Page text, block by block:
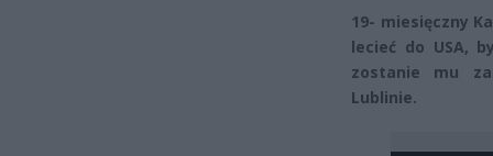
19- miesięczny
lecieć do USA,
zostanie mu
Lublinie.